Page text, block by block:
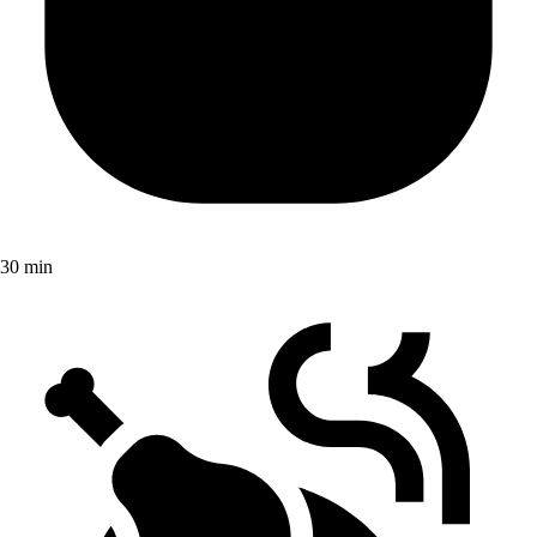
30 min